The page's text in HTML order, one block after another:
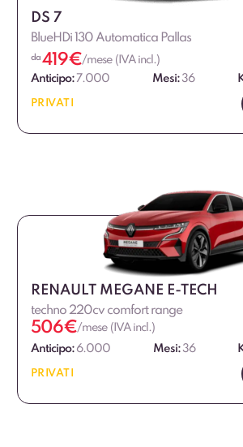
DS 7
BlueHDi 130 Automatica Pallas
da 419€/mese (IVA incl.)
Anticipo: 7.000 Mesi:36
PRIVATI
RENAULT MEGANE E-TECH
techno 220cv comfort range
506€/mese (IVA incl.)
Anticipo:6.000 Mesi:36
PRIVATI